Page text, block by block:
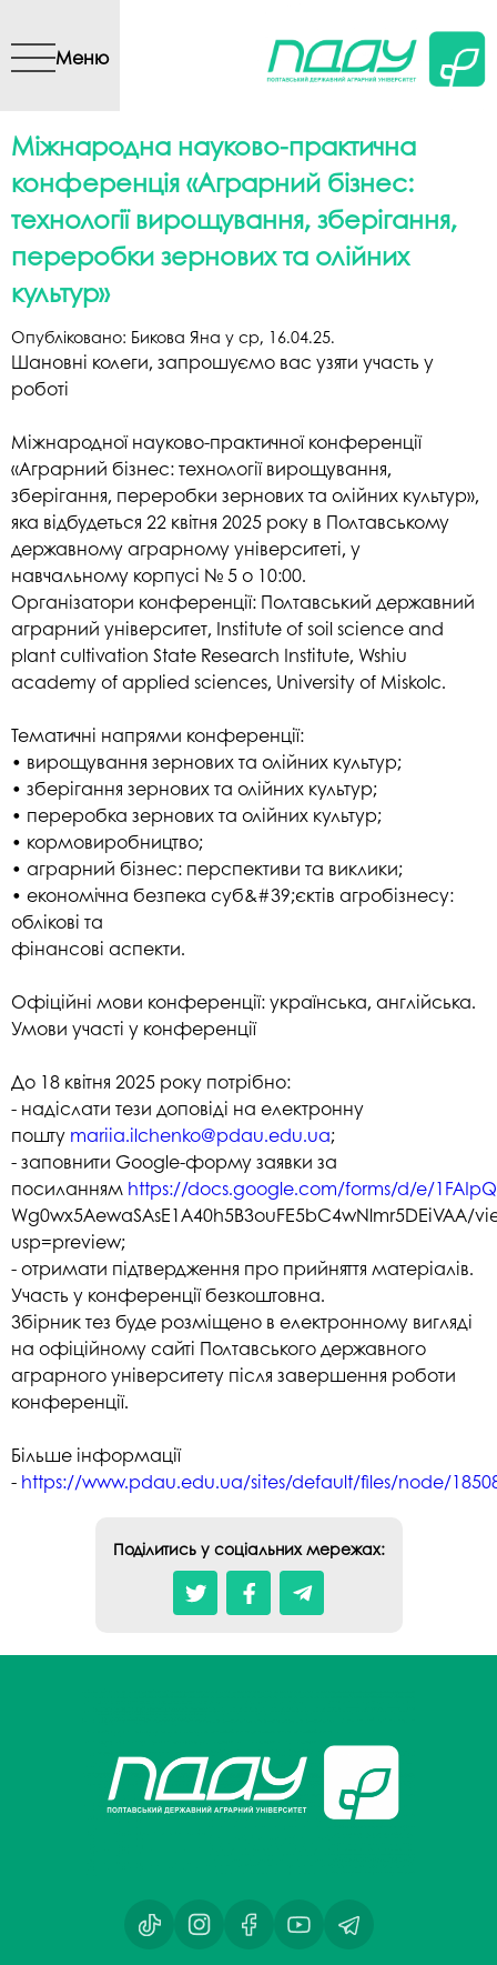
вмісту
Меню
Міжнародна науково-практична
конференція «Аграрний бізнес:
технології вирощування, зберігання,
переробки зернових та олійних
культур»
Опубліковано: Бикова Яна у ср, 16.04.25.
Шановні колеги, запрошуємо вас узяти участь у
роботі
Міжнародної науково-практичної конференції
«Аграрний бізнес:технології вирощування,
зберігання, переробки зернових та олійних культур»,
яка відбудеться 22 квітня 2025 року в Полтавському
державному аграрному університеті, у
навчальному корпусі № 5 о 10:00.
Організатори конференції: Полтавський державний
аграрний університет, Institute of soil science and
plant cultivation State Research Institute, Wshiu
academy of applied sciences, University of Miskolc.
Тематичні напрями конференції:
• вирощування зернових та олійних культур;
• зберігання зернових та олійних культур;
• переробка зернових та олійних культур;
• кормовиробництво;
• аграрний бізнес: перспективи та виклики;
• економічна безпека суб&#39;єктів агробізнесу:
облікові та
фінансові аспекти.
Офіційні мови конференції: українська, англійська.
Умови участі у конференції
До 18 квітня 2025 року потрібно:
- надіслати тези доповіді на електронну
пошту mariia.ilchenko@pdau.edu.ua;
- заповнити Google-форму заявки за
посиланням https://docs.google.com/forms/d/e/
Wg0wx5AewaSAsE1A40h5B3ouFE5bC4wNlmr5DEiVAA/
usp=preview;
- отримати підтвердження про прийняття матеріалів.
Участь у конференції безкоштовна.
Збірник тез буде розміщено в електронному вигляді
на офіційному сайті Полтавського державного
аграрного університету після завершення роботи
конференції.
Більше інформації
- https://www.pdau.edu.ua/sites/default/files/node/
Поділитись у соціальних мережах: